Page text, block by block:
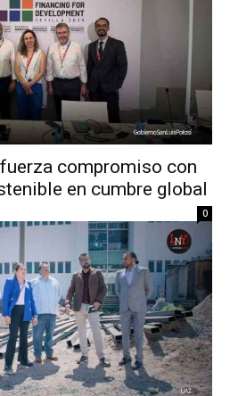
compromiso con
en cumbre global
0